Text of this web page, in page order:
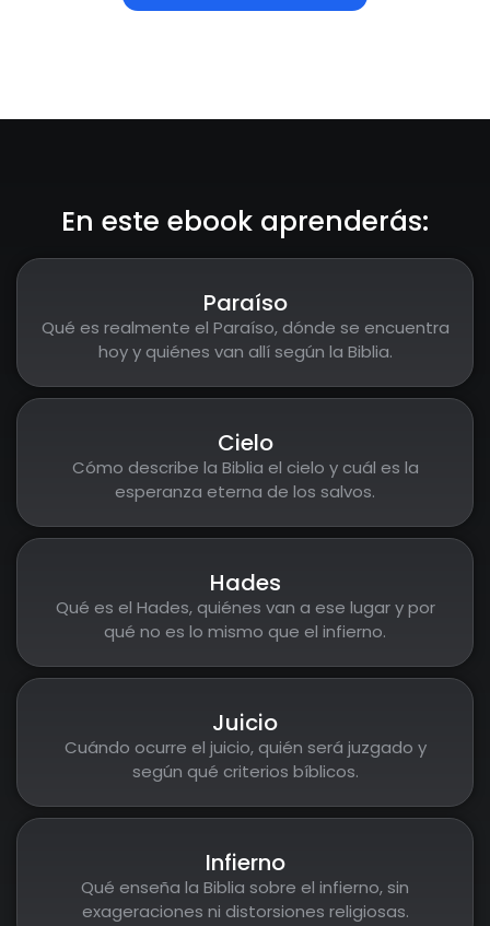
En este ebook aprenderás:
Paraíso
Qué es realmente el Paraíso, dónde se encuentra
hoy y quiénes van allí según la Biblia.
Cielo
Cómo describe la Biblia el cielo y cuál es la
esperanza eterna de los salvos.
Hades
Qué es el Hades, quiénes van a ese lugar y por
qué no es lo mismo que el infierno.
Juicio
Cuándo ocurre el juicio, quién será juzgado y
según qué criterios bíblicos.
Infierno
Qué enseña la Biblia sobre el infierno, sin
exageraciones ni distorsiones religiosas.